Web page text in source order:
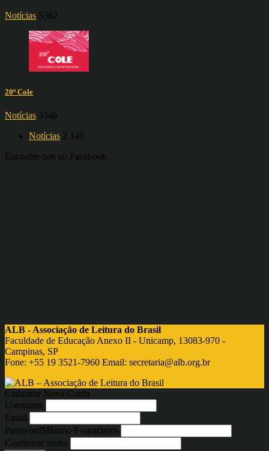
Notícias 5362
20º Cole
Notícias 3346
Notícias 2.146
Encontre-nos no Facebook
ALB - Associação de Leitura do Brasil
Faculdade de Educação Anexo II - Unicamp, 13083-970 -
Campinas, SP
Fone: +55 19 3521-7960 Email: secretaria@alb.org.br
Cadastrar Nova Conta
Username
Email
PasswordMínimo 6 caracteres
Confirmar senha